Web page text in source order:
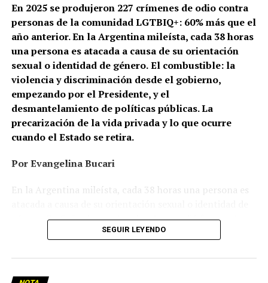
En 2025 se produjeron 227 crímenes de odio contra
personas de la comunidad LGTBIQ+: 60% más que el
año anterior. En la Argentina mileísta, cada 38 horas
una persona es atacada a causa de su orientación
sexual o identidad de género.El combustible: la
violencia y discriminación desde el gobierno,
empezando por el Presidente, y el
desmantelamiento de políticas públicas. La
precarización de la vida privada y lo que ocurre
cuando el Estado se retira.
Por Evangelina Bucari
En la Argentina mileísta, cada 38 horas una persona es
género. En Cañuelas, un hombre le prendió fuego a la
casa de una pareja de lesbianas. En Recoleta, dos
un hombre las frenó y las increpó: una terminó con la
nariz fracturada; la otra, con lesiones en la mano. En
SEGUIR LEYENDO